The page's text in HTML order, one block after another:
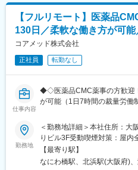
■ワークライフバランス：
同社は、個人が最大限に能力
りに注力しております。男女
女性社員も多く、産休・育休
誇っており、長期就業が可能
・国際名・一般的名称に関す
・承認申請書（CTDを含む）
・試験総括報告書（CSR）
■業務の特徴
・プロジェクトは個人単独で
ら分担して推進しています。
・治験～承認申請まで幅広い
発全体を俯瞰できる経験を積
通常医薬品メーカー出身が会
員として登録しています。業
ができ、メーカーと同じレベ
プデートできる環境です。
【フルリモート】医薬品
130日／柔軟な働き方が可
コアメッド株式会社
正社員 転勤なし
仕事内容
◆◇医薬品CMC薬事の方歓迎
が可能（1日7時間の裁量労働
◆◇
■仕事内容：
医薬品開発における理化学・
領域のコンサルティング業務
勤務地
＜勤務地詳細＞本社住所：大
りビル3F受動喫煙対策：屋内
【最寄り駅】
なにわ橋駅、北浜駅(大阪府)